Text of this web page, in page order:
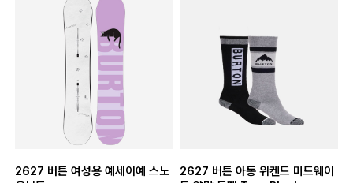
2627 버튼 여성용 예세이예 스노
2627 버튼 아동 위켄드 미드웨이